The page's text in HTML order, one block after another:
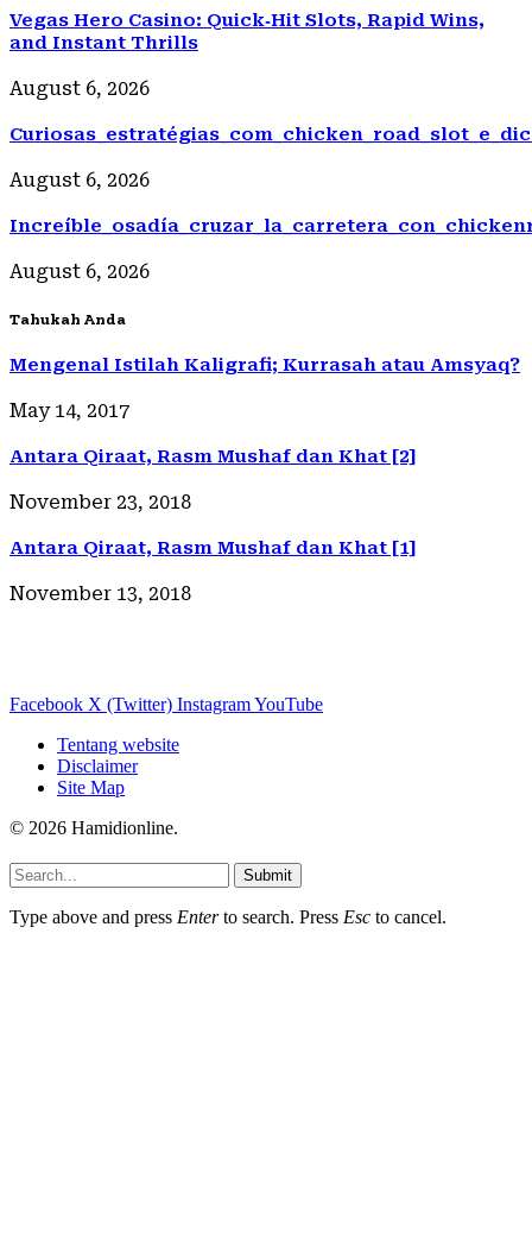
Vegas Hero Casino: Quick‑Hit Slots, Rapid Wins,
and Instant Thrills
August 6, 2026
August 6, 2026
August 6, 2026
Tahukah Anda
Mengenal Istilah Kaligrafi; Kurrasah atau Amsyaq?
May 14, 2017
Antara Qiraat, Rasm Mushaf dan Khat [2]
November 23, 2018
Antara Qiraat, Rasm Mushaf dan Khat [1]
November 13, 2018
Facebook X (Twitter) InstagramYouTube
Tentang website
Disclaimer
Site Map
© 2026 Hamidionline.
Submit
Type above and press Enterto search. Press Esc to cancel.